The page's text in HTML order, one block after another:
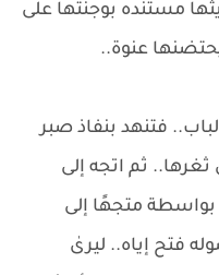
مستنده بوجنتها على
عنوة..
فتنهد بنفاذ صبر
ثغرها.. ثم اتجه إلى
بواسطة متجهًا إلى
فتح إياه.. ليرىٰ